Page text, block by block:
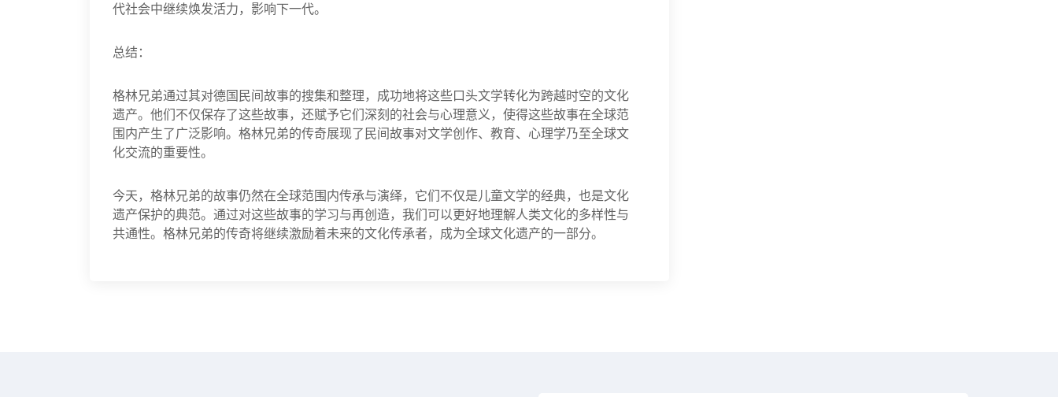
代社会中继续焕发活力，影响下一代。
总结：
格林兄弟通过其对德国民间故事的搜集和整理，成功地将这些口头文学转化为跨越时空的文化
遗产。他们不仅保存了这些故事，还赋予它们深刻的社会与心理意义，使得这些故事在全球范
围内产生了广泛影响。格林兄弟的传奇展现了民间故事对文学创作、教育、心理学乃至全球文
化交流的重要性。
今天，格林兄弟的故事仍然在全球范围内传承与演绎，它们不仅是儿童文学的经典，也是文化
遗产保护的典范。通过对这些故事的学习与再创造，我们可以更好地理解人类文化的多样性与
共通性。格林兄弟的传奇将继续激励着未来的文化传承者，成为全球文化遗产的一部分。